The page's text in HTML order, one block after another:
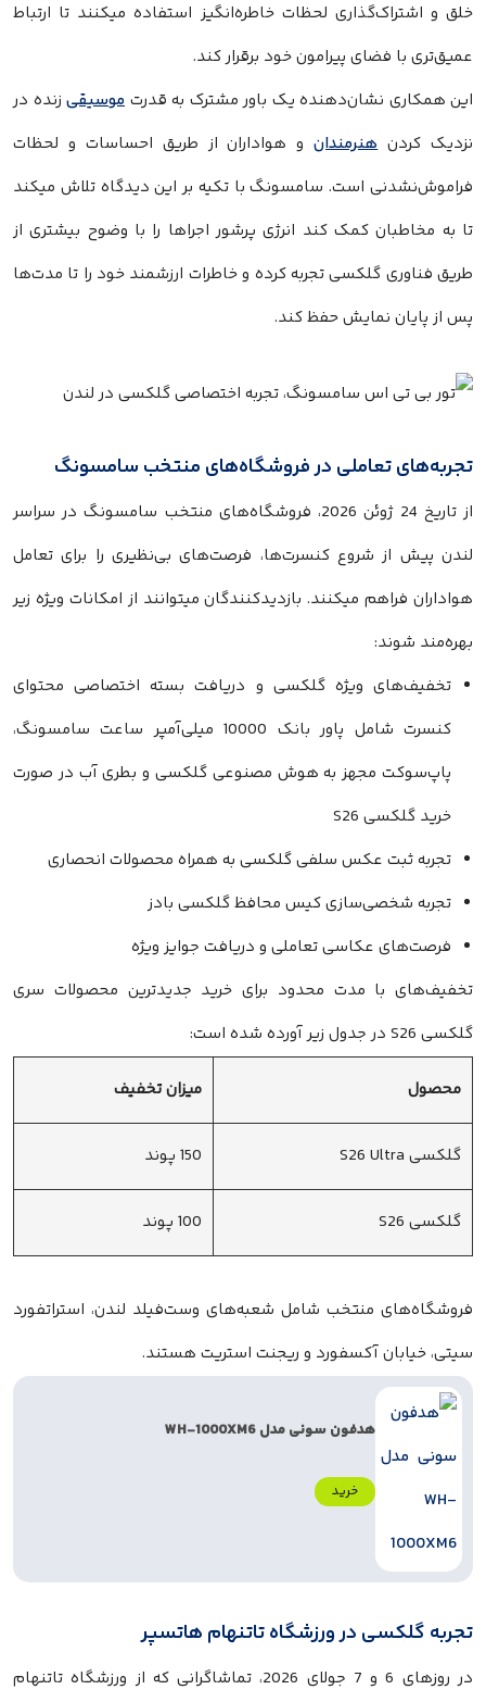
خلق و اشتراک‌گذاری لحظات خاطره‌انگیز استفاده میکنند تا ارتباط
عمیق‌تری با فضای پیرامون خود برقرار کند.
این همکاری نشان‌دهنده یک باور مشترک به قدرت موسیقی زنده در
نزدیک کردنهنرمندانو هواداران از طریق احساسات و لحظات
فراموش‌نشدنی است. سامسونگ با تکیه بر این دیدگاه تلاش میکند
تا به مخاطبان کمک کند انرژی پرشور اجراها را با وضوح بیشتری از
طریق فناوری گلکسی تجربه کرده و خاطرات ارزشمند خود را تا مدت‌ها
پس از پایان نمایش حفظ کند.
تجربه‌های تعاملی در فروشگاه‌های منتخب سامسونگ
از تاریخ 24 ژوئن 2026، فروشگاه‌های منتخب سامسونگ در سراسر
لندن پیش از شروع کنسرت‌ها، فرصت‌های بی‌نظیری را برای تعامل
هواداران فراهم میکنند. بازدیدکنندگان میتوانند از امکانات ویژه زیر
بهره‌مند شوند:
تخفیف‌های ویژه گلکسی و دریافت بسته اختصاصی محتوای
کنسرت شامل پاور بانک 10000 میلی‌آمپر ساعت سامسونگ،
پاپ‌سوکت مجهز به هوش مصنوعی گلکسی و بطری آب در صورت
خرید گلکسی S26
تجربه ثبت عکس سلفی گلکسی به همراه محصولات انحصاری
تجربه شخصی‌سازی کیس محافظ گلکسی بادز
فرصت‌های عکاسی تعاملی و دریافت جوایز ویژه
تخفیف‌های با مدت محدود برای خرید جدیدترین محصولات سری
گلکسی S26 در جدول زیر آورده شده است:
محصول میزان تخفیف
گلکسی S26 Ultra 150 پوند
گلکسی S26 100 پوند
فروشگاه‌های منتخب شامل شعبه‌های وست‌فیلد لندن، استراتفورد
سیتی، خیابان آکسفورد و ریجنت استریت هستند.
هدفون سونی مدل WH-1000XM6
خرید
تجربه گلکسی در ورزشگاه تاتنهام هاتسپر
در روزهای 6 و 7 جولای 2026، تماشاگرانی که از ورزشگاه تاتنهام